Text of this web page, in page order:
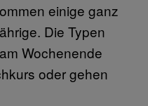
einige ganz
Die Typen
Wochenende
oder gehen